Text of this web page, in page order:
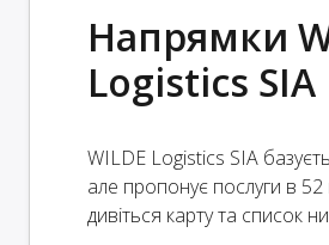
Напрямки
Logistics SIA
WILDE Logistics SIA
але пропонує послуги в
дивіться карту та список